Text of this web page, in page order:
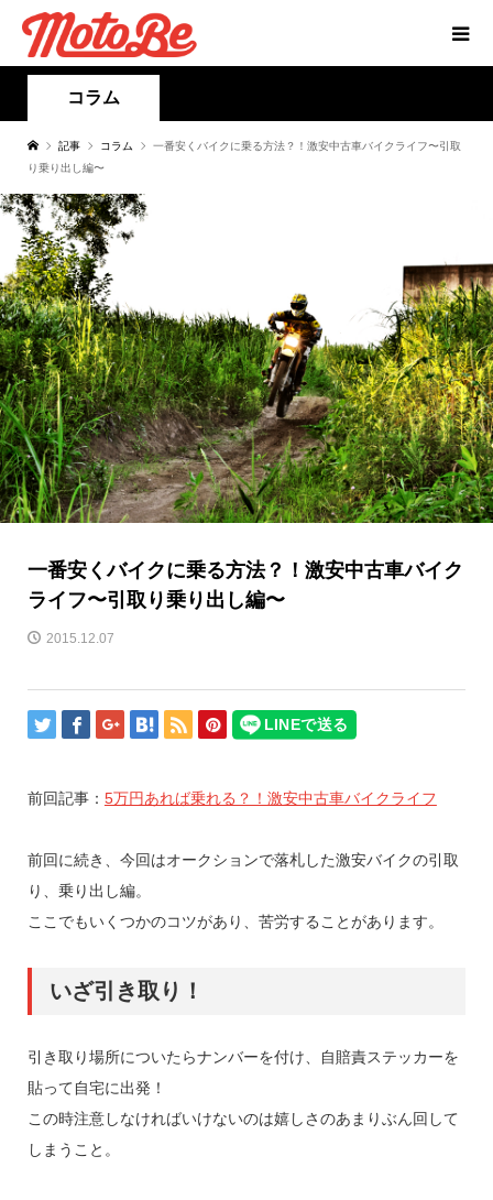
コラム
記事 コラム
一番安くバイクに乗る方法？！激安中古車バイクライフ〜引取
り乗り出し編〜
一番安くバイクに乗る方法？！激安中古車バイク
ライフ〜引取り乗り出し編〜
2015.12.07
前回記事： 5万円あれば乗れる？！激安中古車バイクライフ
前回に続き、今回はオークションで落札した激安バイクの引取
り、乗り出し編。
ここでもいくつかのコツがあり、苦労することがあります。
いざ引き取り！
引き取り場所についたらナンバーを付け、自賠責ステッカーを
貼って自宅に出発！
この時注意しなければいけないのは嬉しさのあまりぶん回して
しまうこと。